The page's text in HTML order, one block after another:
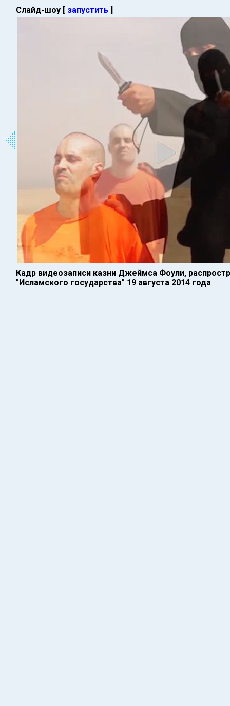
Слайд-шоу [ запустить ]
Кадр видеозаписи казни Джеймса Фоули,
"Исламского государства" 19 августа 2014 года